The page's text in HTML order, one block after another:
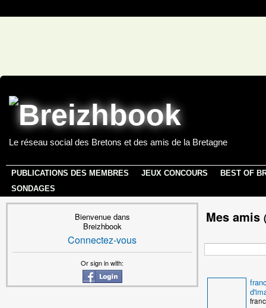
Le réseau social des Bretons et des amis de la Bretagne
PUBLICATIONS DES MEMBRES JEUX CONCOURS
BEST OF
SONDAGES
Bienvenue dans
Breizhbook
Connectez-vous
Or sign in with:
Mes amis